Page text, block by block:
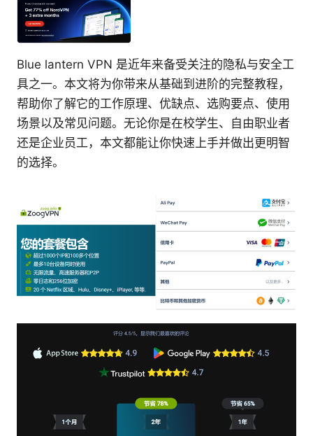
Blue lantern VPN 是近年来备受关注的隐私与安全工
具之一。本文将为你带来从基础到进阶的完整教程，
帮助你了解它的工作原理、优缺点、选购要点、使用
场景以及常见问题。无论你是在校学生、自由职业者
还是企业员工，本文都能让你快速上手并做出更明智
的选择。